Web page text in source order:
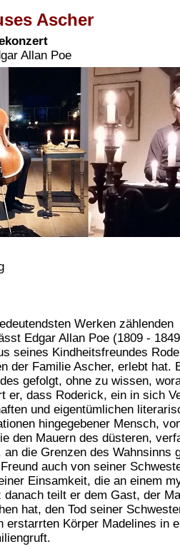
Ascher
Allan Poe
Werken zählenden
Edgar Allan Poe (1809 -
seines Kindheitsfreundes
der Familie Ascher, erlebt hat.
gefolgt, ohne zu wissen,
er, dass Roderick, ein in sich
und eigentümlichen
hingegebener Mensch,
den Mauern des düsteren,
die Grenzen des Wahnsinns
auch von seiner
Einsamkeit, die an einem
danach teilt er dem Gast, der
hat, den Tod seiner
erstarrten Körper Madelines in